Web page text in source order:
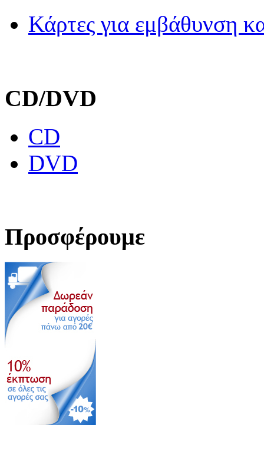
Κάρτες για εμβάθυνση
CD/DVD
CD
DVD
Προσφέρουμε